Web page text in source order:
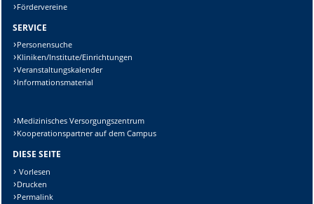
Fördervereine
SERVICE
Personensuche
Kliniken/Institute/Einrichtungen
Veranstaltungskalender
Informationsmaterial
Medizinisches Versorgungszentrum
Kooperationspartner auf dem Campus
DIESE SEITE
Vorlesen
Drucken
Permalink